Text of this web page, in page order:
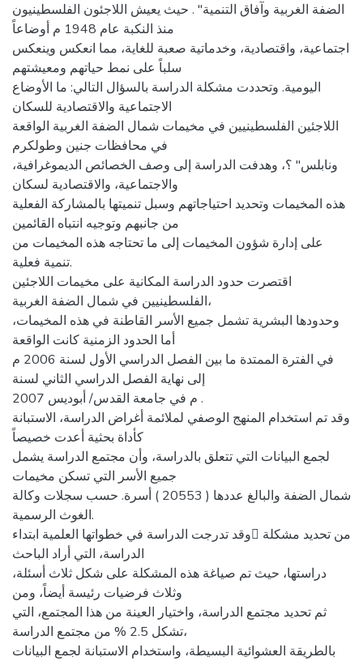
الضفة الغربية وآفاق التنمية" . حيث يعيش اللاجئون الفلسطينيون
منذ النكبة عام 1948 م أوضاعاً
اجتماعية، واقتصادية، وخدماتية صعبة للغاية، مما انعكس وينعكس
سلباً على نمط حياتهم ومعيشتهم
اليومية. وتحددت مشكلة الدراسة بالسؤال التالي: ما الأوضاع
الاجتماعية والاقتصادية للسكان
اللاجئين الفلسطينيين في مخيمات شمال الضفة الغربية الواقعة
في محافظات جنين وطولكرم
ونابلس" ؟، وهدفت الدراسة إلى وصف الخصائص الديموغرافية،
والاجتماعية، والاقتصادية لسكان
هذه المخيمات وتحديد احتياجاتهم وسبل تنميتها بالمشاركة الفعلية
من جانبهم وتوجيه انتباه القائمين
على إدارة شؤون المخيمات إلى ما تحتاجه هذه المخيمات من
تنمية فعلية.
اقتصرت حدود الدراسة المكانية على مخيمات اللاجئين
الفلسطينيين في شمال الضفة الغربية،
وحدودها البشرية تشمل جميع الأسر القاطنة في هذه المخيمات،
أما الحدود الزمنية كانت الواقعة
في الفترة الممتدة ما بين الفصل الدراسي الأول لسنة 2006 م
إلى نهاية الفصل الدراسي الثاني لسنة
2007 م في جامعة القدس/ أبوديس .
وقد تم استخدام المنهج الوصفي لملائمة أغراض الدراسة، الاستبانة
كأداة بحثية أعدت خصيصاً
لجمع البيانات التي تتعلق بالدراسة، وأن مجتمع الدراسة يشمل
جميع الأسر التي تسكن مخيمات
شمال الضفة والبالغ عددها ( 20553 ) أسرة. حسب سجلات وكالة
الغوث الرسمية.
وقد تدرجت الدراسة في خطواتها العلمية ابتداء من تحديد مشكلة
الدراسة، التي أراد الباحث
دراستها، حيث تم صياغة هذه المشكلة على شكل ثلاث أسئلة،
وثلاث فرضيات رئيسة أيضاً، ومن
ثم تحديد مجتمع الدراسة، واختيار العينة من هذا المجتمع، التي
تشكل 2.5 % من مجتمع الدراسة،
بالطريقة العشوائية البسيطة، واستخدام الاستبانة لجمع البيانات